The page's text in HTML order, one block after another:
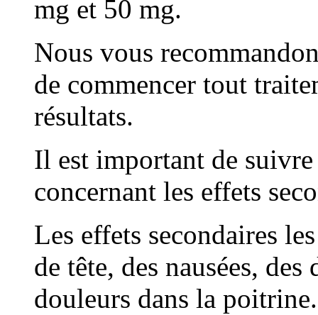
mg et 50 mg.
Nous vous
de commencer tout
résultats.
Il est important de
concernant les effets
Les effets secondaires
de tête, des nausées,
douleurs dans la poitrine.